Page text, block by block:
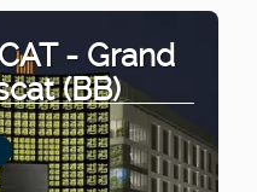
- Grand
(BB)